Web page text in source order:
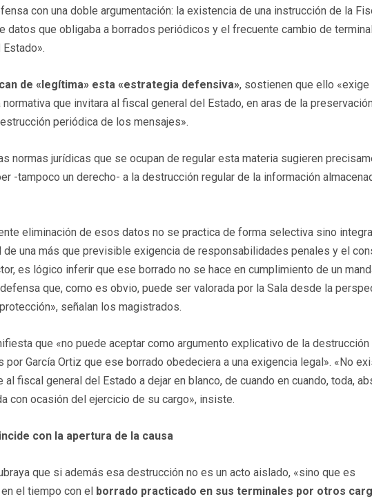
con una doble argumentación: la existencia de una instrucción de la
datos que obligaba a borrados periódicos y el frecuente cambio de
de «legítima» esta «estrategia defensiva», sostienen que ello «exige
que invitara al fiscal general del Estado, en aras de la
periódica de los mensajes».
normas jurídicas que se ocupan de regular esta materia sugieren
-tampoco un derecho- a la destrucción regular de la información
eliminación de esos datos no se practica de forma selectiva sino
una más que previsible exigencia de responsabilidades penales y el
es lógico inferir que ese borrado no se hace en cumplimiento de un
que, como es obvio, puede ser valorada por la Sala desde la
señalan los magistrados.
que «no puede aceptar como argumento explicativo de la
García Ortiz que ese borrado obedeciera a una exigencia legal». «No
fiscal general del Estado a dejar en blanco, de cuando en cuando, toda,
con ocasión del ejercicio de su cargo», insiste.
con la apertura de la causa
que si además esa destrucción no es un acto aislado, «sino que es
el tiempo con el
borrado practicado en sus terminales por otros